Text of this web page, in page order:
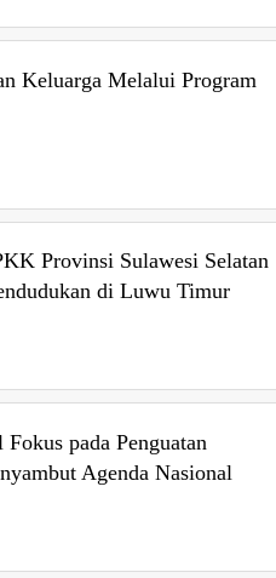
Keluarga Melalui Program
Provinsi Sulawesi Selatan
di Luwu Timur
pada Penguatan
Agenda Nasional